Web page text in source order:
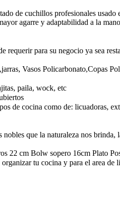
de cuchillos profesionales
agarre y adaptabilidad a la
requerir para su negocio ya sea
Vasos Policarbonato,Copas
paila, wock, etc
de cocina como de: licuadoras,
que la naturaleza nos
22 cm Bolw sopero 16cm Plato
tu cocina y para el area